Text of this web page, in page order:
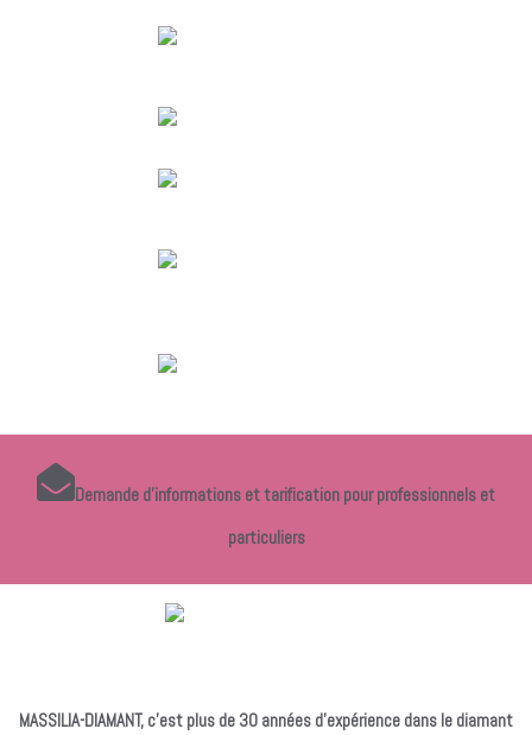
Demande d'informations et tarification pour professionnels et
particuliers
MASSILIA-DIAMANT, c’est plus de 30 années d’expérience dans le diamant